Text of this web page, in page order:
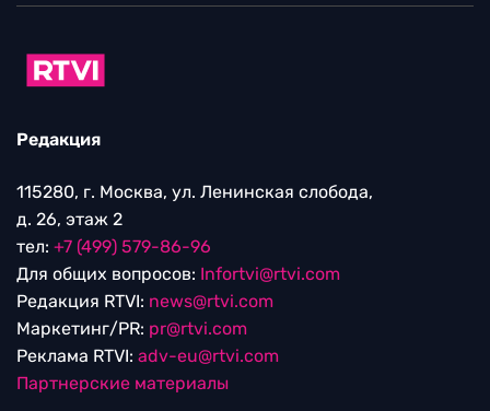
Редакция
115280, г. Москва, ул. Ленинская слобода,
д. 26, этаж 2
тел: +7 (499) 579-86-96
Для общих вопросов: Infortvi@rtvi.com
Редакция RTVI: news@rtvi.com
Маркетинг/PR: pr@rtvi.com
Реклама RTVI: adv-eu@rtvi.com
Партнерские материалы